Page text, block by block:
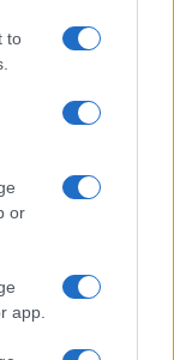
to
or
app.